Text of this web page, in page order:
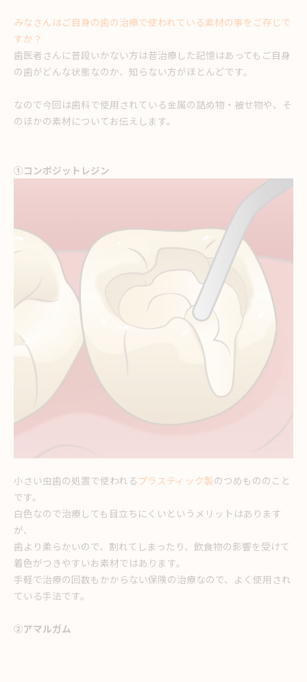
みなさんはご自身の歯の治療で使われている素材の事をご存じで
すか？
歯医者さんに普段いかない方は昔治療した記憶はあってもご自身
の歯がどんな状態なのか、知らない方がほとんどです。
なので今回は歯科で使用されている金属の詰め物・被せ物や、そ
のほかの素材についてお伝えします。
①コンポジットレジン
小さい虫歯の処置で使われる プラスティック製のつめもののこと
です。
白色なので治療しても目立ちにくいというメリットはあります
が、
歯より柔らかいので、割れてしまったり、飲食物の影響を受けて
着色がつきやすいお素材ではあります。
手軽で治療の回数もかからない保険の治療なので、よく使用され
ている手法です。
②アマルガム